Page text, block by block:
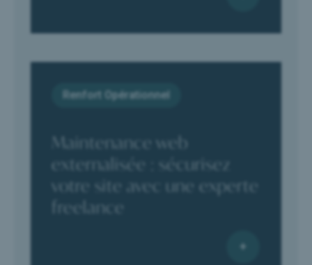
Maintenance web
externalisée : sécurisez
votre site avec une experte
freelance
Renfort Opérationnel